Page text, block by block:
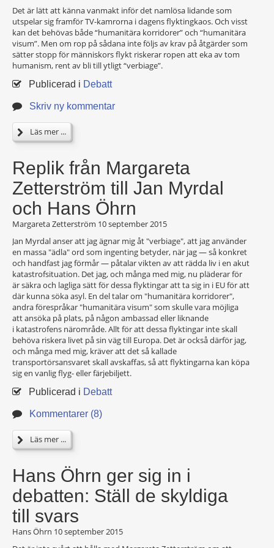
Det är lätt att känna vanmakt inför det namlösa lidande som
utspelar sig framför TV-kamrorna i dagens flyktingkaos. Och visst
kan det behövas både “humanitära korridorer” och “humanitära
visum”. Men om rop på sådana inte följs av krav på åtgärder som
sätter stopp för människors flykt riskerar ropen att eka av tom
humanism, rent av bli till ytligt “verbiage”.
Publicerad i Debatt
Skriv ny kommentar
Läs mer ...
Replik från Margareta
Zetterström till Jan Myrdal
och Hans Öhrn
Margareta Zetterström 10 september 2015
Jan Myrdal anser att jag ägnar mig åt "verbiage", att jag använder
en massa "ädla" ord som ingenting betyder, när jag — så konkret
och handfast jag förmår — påtalar vikten av att rädda liv i en akut
katastrofsituation. Det jag, och många med mig, nu pläderar för
är säkra och lagliga sätt för dessa flyktingar att ta sig in i EU för att
där kunna söka asyl. En del talar om "humanitära korridorer",
andra förespråkar "humanitära visum" som skulle vara möjliga
att ansöka på plats, på någon ambassad eller liknande
i katastrofens närområde. Allt för att dessa flyktingar inte skall
behöva riskera livet på sin väg till Europa. Det är också därför jag,
och många med mig, kräver att det så kallade
transportörsansvaret skall avskaffas, så att flyktingarna kan köpa
sig en vanlig flyg- eller färjebiljett.
Publicerad i Debatt
Kommentarer (8)
Läs mer ...
Hans Öhrn ger sig in i
debatten: Ställ de skyldiga
till svars
Hans Öhrn 10 september 2015